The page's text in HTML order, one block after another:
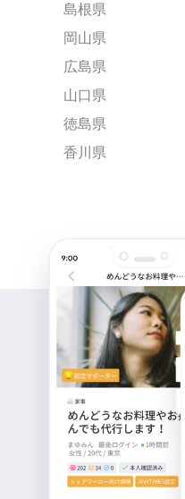
島根県
岡山県
広島県
山口県
徳島県
香川県